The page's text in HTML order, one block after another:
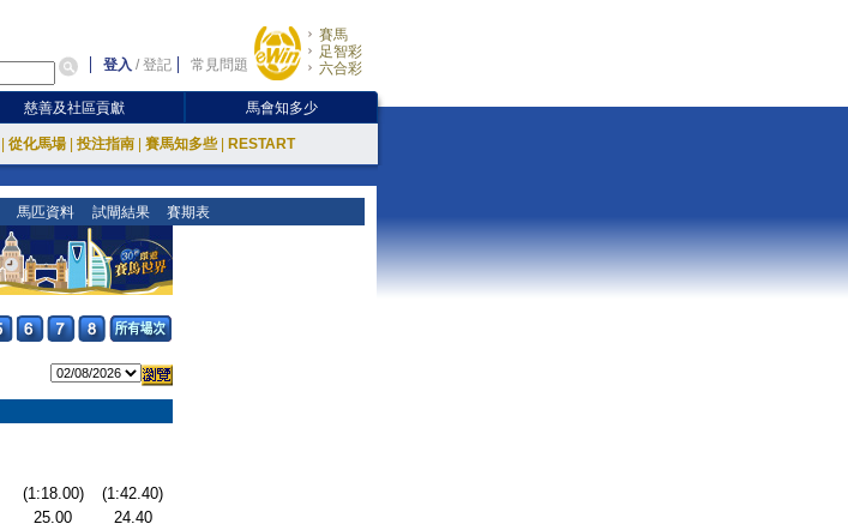
登入 /登記 常見問題
賽馬
足智彩
六合彩
慈善及社區貢獻 馬會知多少
從化馬場 投注指南 賽馬知多些 RESTART
馬匹資料 試閘結果 賽期表
(1:18.00)
(1:42.40)
25.00
24.40